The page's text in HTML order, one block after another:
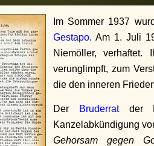
Im Sommer 1937
Gestapo. Am 1. Juli
Niemöller, verhaftet.
verunglimpft, zum
die den inneren
Der Bruderratder
Kanzelabkündigung
Gehorsam gegen